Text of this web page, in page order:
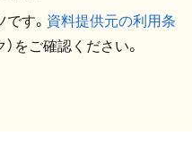
す。 資料提供元の利用条
をご確認ください。